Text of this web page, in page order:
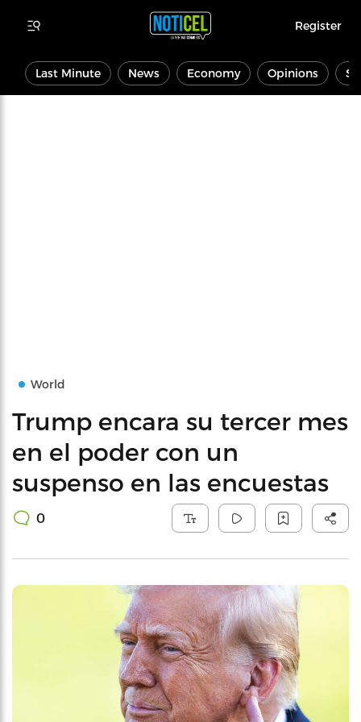
Register
Last Minute News Economy Opinions
World
Trump encara su tercer mes
en el poder con un
suspenso en las encuestas
0